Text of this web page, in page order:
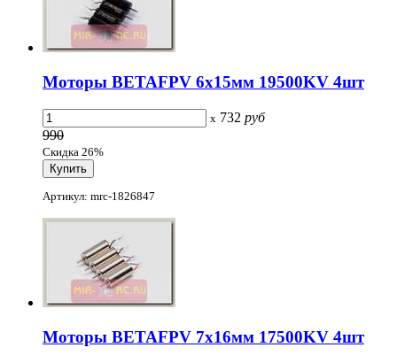
Моторы BETAFPV 6x15мм 19500KV 4шт
x 732 руб
990
Скидка 26%
Артикул: mrc-1826847
Моторы BETAFPV 7x16мм 17500KV 4шт